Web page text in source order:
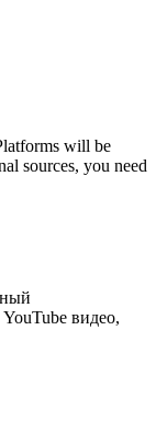
will be
sources, you need
видео,